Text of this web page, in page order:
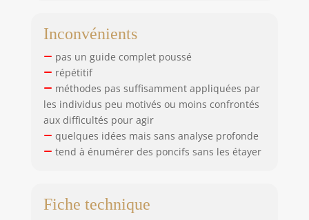
Inconvénients
pas un guide complet poussé
répétitif
méthodes pas suffisamment appliquées par
les individus peu motivés ou moins confrontés
aux difficultés pour agir
quelques idées mais sans analyse profonde
tend à énumérer des poncifs sans les étayer
Fiche technique